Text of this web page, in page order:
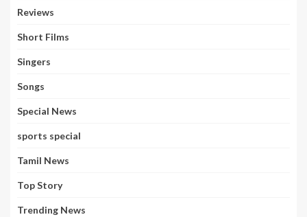
Reviews
Short Films
Singers
Songs
Special News
sports special
Tamil News
Top Story
Trending News